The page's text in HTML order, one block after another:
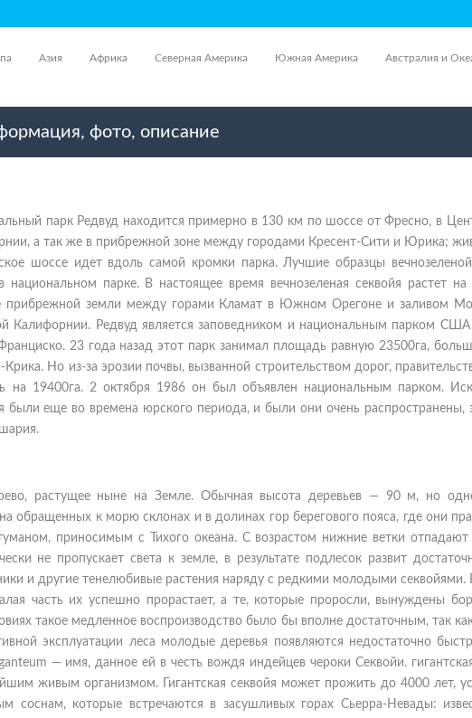
Азия Африка Северная Америка Южная Америка Австралия и
фото, описание
парк Редвуд находится примерно в 130 км по шоссе от Фресно, в
а так же в прибрежной зоне между городами Кресент-Сити и Юрика;
шоссе идет вдоль самой кромки парка. Лучшие образцы
национальном парке. В настоящее время вечнозеленая секвойя растет на
прибрежной земли между горами Кламат в Южном Орегоне и заливом
Калифорнии. Редвуд является заповедником и национальным парком США
23 года назад этот парк занимал площадь равную 23500га,
Крика. Но из-за эрозии почвы, вызванной строительством дорог,
19400га. 2 октября 1986 он был объявлен национальным парком.
были еще во времена юрского периода, и были они очень распространены,
растущее ныне на Земле. Обычная высота деревьев — 90 м, но
обращенных к морю склонах и в долинах гор берегового пояса, где они
приносимым с Тихого океана. С возрастом нижние ветки отпадают
не пропускает света к земле, в результате подлесок развит
и другие тенелюбивые растения наряду с редкими молодыми секвойями.
часть их успешно прорастает, а те, которые проросли, вынуждены
такое медленное воспроизводство было бы вполне достаточным, так
эксплуатации леса молодые деревья появляются недостаточно
— имя, данное ей в честь вождя индейцев чероки Секвойи.
живым организмом. Гигантская секвойя может прожить до 4000 лет,
соснам, которые встречаются в засушливых горах Сьерра-Невады: